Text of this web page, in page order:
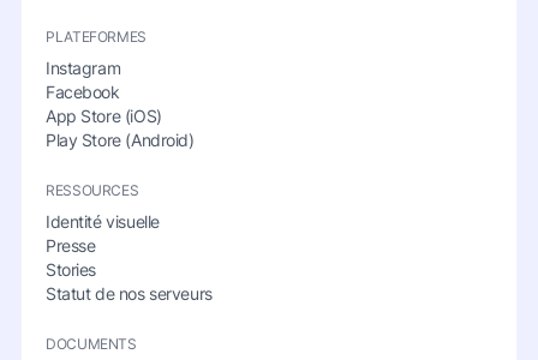
PLATEFORMES
Instagram
Facebook
App Store (iOS)
Play Store (Android)
RESSOURCES
Identité visuelle
Presse
Stories
Statut de nos serveurs
DOCUMENTS